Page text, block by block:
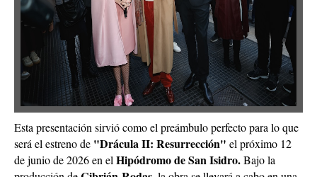
Esta presentación sirvió como el preámbulo perfecto para lo que
será el estreno de "Drácula II: Resurrección" el próximo 12
de junio de 2026 en el Hipódromo de San Isidro.Bajo la